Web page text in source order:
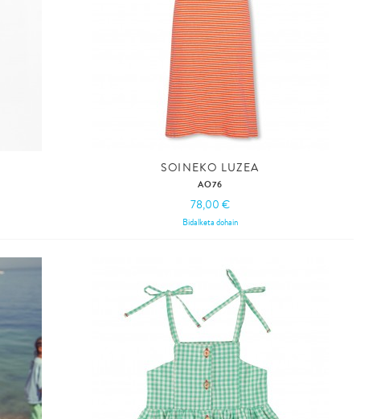
SOINEKO LUZEA
AO76
78,00 €
Bidalketa dohain